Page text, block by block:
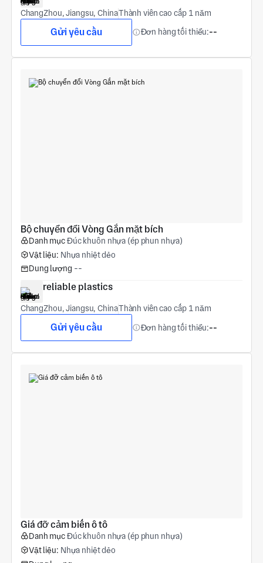
ChangZhou, Jiangsu, ChinaThành viên cao cấp 1 năm
Gửi yêu cầu Đơn hàng tối thiểu:--
Bộ chuyển đổi Vòng Gắn mặt bích
Danh mụcĐúc khuôn nhựa (ép phun nhựa)
Vật liệu: Nhựa nhiệt dẻo
Dung lượng --
reliable plastics
ChangZhou, Jiangsu, ChinaThành viên cao cấp 1 năm
Gửi yêu cầu Đơn hàng tối thiểu:--
Giá đỡ cảm biến ô tô
Danh mụcĐúc khuôn nhựa (ép phun nhựa)
Vật liệu: Nhựa nhiệt dẻo